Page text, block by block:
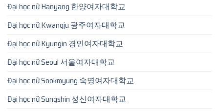
Đại học nữ Hanyang 한양여자대학교
Đại học nữ Kwangju 광주여자대학교
Đại học nữ Kyungin 경인여자대학교
Đại học nữ Seoul 서울여자대학교
Đại học nữ Sookmyung 숙명여자대학교
Đại học nữ Sungshin 성신여자대학교